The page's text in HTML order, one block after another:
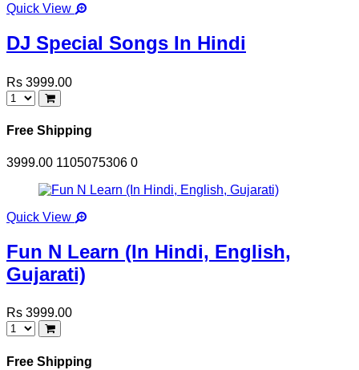
Quick View
DJ Special Songs In Hindi
Rs 3999.00
Free Shipping
3999.00 1105075306 0
Quick View
Fun N Learn (In Hindi, English,
Gujarati)
Rs 3999.00
Free Shipping